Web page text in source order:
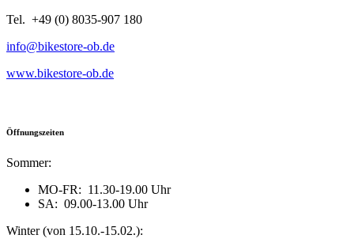
Tel. +49 (0) 8035-907 180
info@bikestore-ob.de
www.bikestore-ob.de
Öffnungszeiten
Sommer:
MO-FR: 11.30-19.00 Uhr
SA: 09.00-13.00 Uhr
Winter (von 15.10.-15.02.):